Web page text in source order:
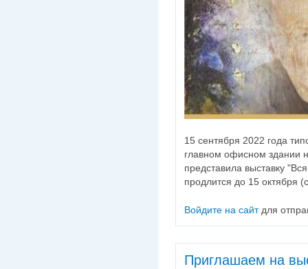
15 сентября 2022 года
главном офисном здании
представила выставку
продлится до 15 октября
Войдите на сайтдля
Приглашаем на